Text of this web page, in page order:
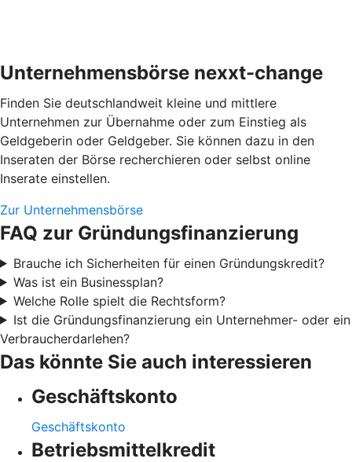
Unternehmensbörse nexxt-change
Finden Sie deutschlandweit kleine und mittlere
Unternehmen zur Übernahme oder zum Einstieg als
Geldgeberin oder Geldgeber. Sie können dazu in den
Inseraten der Börse recherchieren oder selbst online
Inserate einstellen.
Zur Unternehmensbörse
FAQ zur Gründungsfinanzierung
Brauche ich Sicherheiten für einen Gründungskredit?
Was ist ein Businessplan?
Welche Rolle spielt die Rechtsform?
Ist die Gründungsfinanzierung ein Unternehmer- oder ein
Verbraucherdarlehen?
Das könnte Sie auch interessieren
Geschäftskonto
Geschäftskonto
Betriebsmittelkredit